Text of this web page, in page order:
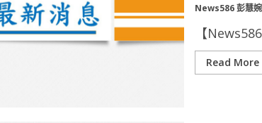
News586 彭慧
【
Read More